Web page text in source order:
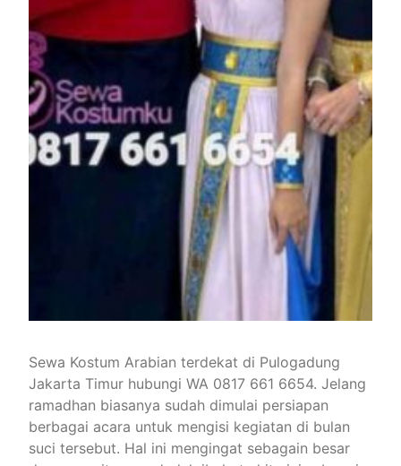
Sewa Kostum Arabian terdekat di Pulogadung
Jakarta Timur hubungi WA 0817 661 6654. Jelang
ramadhan biasanya sudah dimulai persiapan
berbagai acara untuk mengisi kegiatan di bulan
suci tersebut. Hal ini mengingat sebagain besar